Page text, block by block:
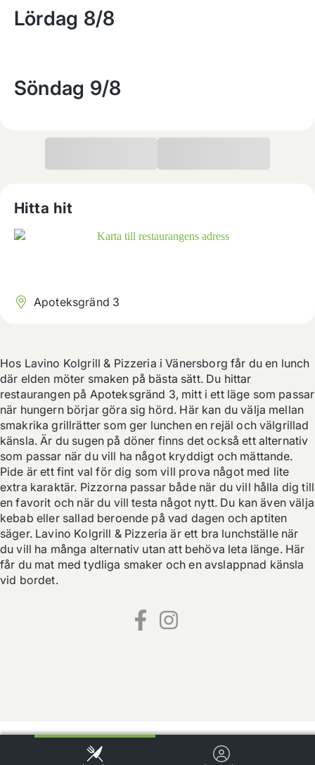
Lördag 8/8
Söndag 9/8
Hitta hit
Apoteksgränd 3
Hos Lavino Kolgrill & Pizzeria i Vänersborg får du en lunch
där elden möter smaken på bästa sätt. Du hittar
restaurangen på Apoteksgränd 3, mitt i ett läge som passar
när hungern börjar göra sig hörd. Här kan du välja mellan
smakrika grillrätter som ger lunchen en rejäl och välgrillad
känsla. Är du sugen på döner finns det också ett alternativ
som passar när du vill ha något kryddigt och mättande.
Pide är ett fint val för dig som vill prova något med lite
extra karaktär. Pizzorna passar både när du vill hålla dig till
en favorit och när du vill testa något nytt. Du kan även välja
kebab eller sallad beroende på vad dagen och aptiten
säger. Lavino Kolgrill & Pizzeria är ett bra lunchställe när
du vill ha många alternativ utan att behöva leta länge. Här
får du mat med tydliga smaker och en avslappnad känsla
vid bordet.